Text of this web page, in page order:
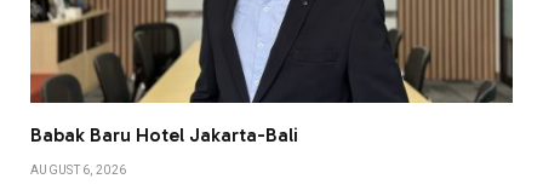
Babak Baru Hotel Jakarta-Bali
AUGUST 6, 2026